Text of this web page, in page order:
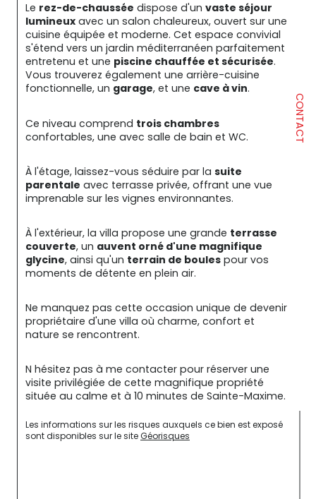
CONTACT
Le rez-de-chaussée dispose d'un vaste séjour
lumineux avec un salon chaleureux, ouvert sur une
cuisine équipée et moderne. Cet espace convivial
s'étend vers un jardin méditerranéen parfaitement
entretenu et une piscine chauffée et sécurisée.
Vous trouverez également une arrière-cuisine
fonctionnelle, un garage, et une cave à vin.
Ce niveau comprend trois chambres
confortables, une avec salle de bain et WC.
À l'étage, laissez-vous séduire par la suite
parentale avec terrasse privée, offrant une vue
imprenable sur les vignes environnantes.
À l'extérieur, la villa propose une grande terrasse
couverte, un auvent orné d'une magnifique
glycine, ainsi qu'un terrain de boules pour vos
moments de détente en plein air.
Ne manquez pas cette occasion unique de devenir
propriétaire d'une villa où charme, confort et
nature se rencontrent.
N hésitez pas à me contacter pour réserver une
visite privilégiée de cette magnifique propriété
située au calme et à 10 minutes de Sainte-Maxime.
Les informations sur les risques auxquels ce bien est exposé
sont disponibles sur le site Géorisques